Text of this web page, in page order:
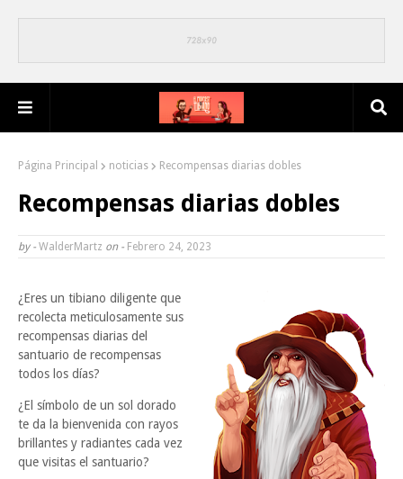
Página Principal noticias Recompensas diarias dobles
Recompensas diarias dobles
by - WalderMartz on - Febrero 24, 2023
¿Eres un tibiano diligente que
recolecta meticulosamente sus
recompensas diarias del
santuario de recompensas
todos los días?
¿El símbolo de un sol dorado
te da la bienvenida con rayos
brillantes y radiantes cada vez
que visitas el santuario?